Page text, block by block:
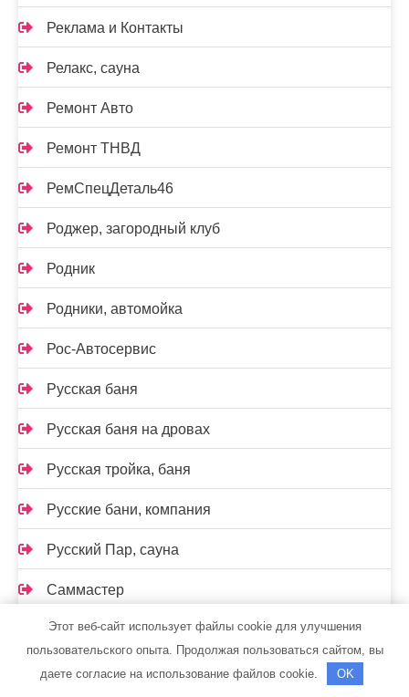
Реклама и Контакты
Релакс, сауна
Ремонт Авто
Ремонт ТНВД
РемСпецДеталь46
Роджер, загородный клуб
Родник
Родники, автомойка
Рос-Автосервис
Русская баня
Русская баня на дровах
Русская тройка, баня
Русские бани, компания
Русский Пар, сауна
Саммастер
Сатурн, строймаркет
Сауна
Этот веб-сайт использует файлы cookie для улучшения
пользовательского опыта. Продолжая пользоваться сайтом, вы
даете согласие на использование файлов cookie.
OK